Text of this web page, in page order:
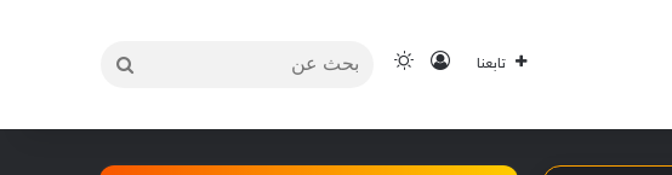
تابعنا تسجيل الدخول
الوضع المظلم